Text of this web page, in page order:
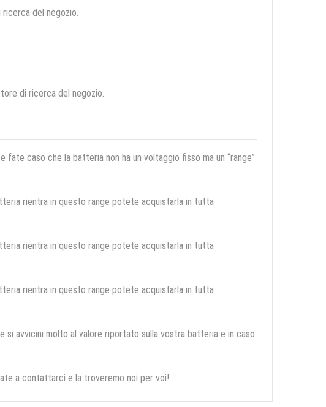
del negozio.
di ricerca del negozio.
caso che la batteria non ha un voltaggio fisso ma un “range”
rientra in questo range potete acquistarla in tutta
rientra in questo range potete acquistarla in tutta
rientra in questo range potete acquistarla in tutta
avvicini molto al valore riportato sulla vostra batteria e in caso
a contattarci e la troveremo noi per voi!